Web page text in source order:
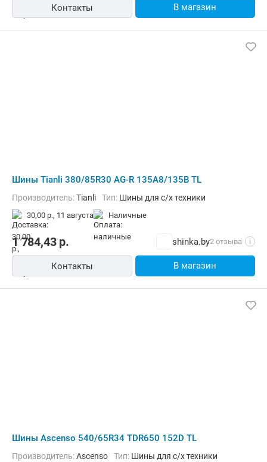
Контакты В магазин
Шины Tianli 380/85R30 AG-R 135A8/135B TL
Производитель:Tianli Тип: Шины для с/х техники
30,00 р., 11 августа наличные
1 784,43р. shinka.by2 отзыва i
Контакты В магазин
Шины Ascenso 540/65R34 TDR650 152D TL
Производитель:Ascenso Тип: Шины для с/х техники